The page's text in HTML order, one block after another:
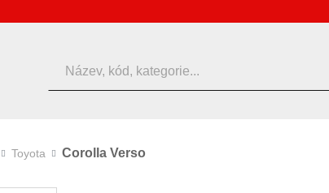
Toyota Corolla Verso